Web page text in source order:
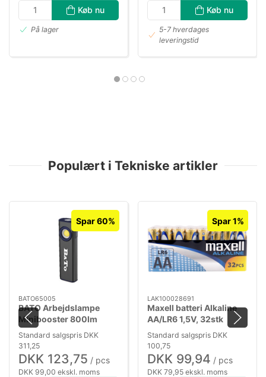
Køb nu
På lager
Køb nu
5-7 hverdages
leveringstid
Populært i Tekniske artikler
Spar 60%
BATO65005
BATO Arbejdslampe
Minibooster 800lm
genopl.
Standard salgspris DKK
311,25
DKK 123,75 / pcs
DKK 99,00 ekskl. moms
Spar 1%
LAK100028691
Maxell batteri Alkaline
AA/LR6 1,5V, 32stk
Standard salgspris DKK
100,75
DKK 99,94 / pcs
DKK 79,95 ekskl. moms